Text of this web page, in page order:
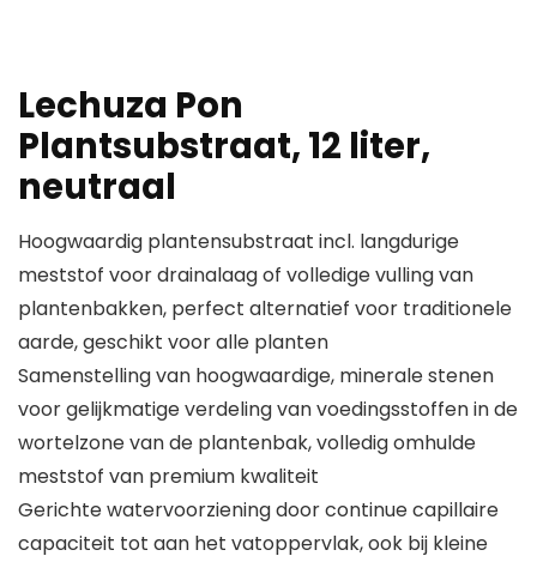
Lechuza Pon
Plantsubstraat, 12 liter,
neutraal
Hoogwaardig plantensubstraat incl. langdurige
meststof voor drainalaag of volledige vulling van
plantenbakken, perfect alternatief voor traditionele
aarde, geschikt voor alle planten
Samenstelling van hoogwaardige, minerale stenen
voor gelijkmatige verdeling van voedingsstoffen in de
wortelzone van de plantenbak, volledig omhulde
meststof van premium kwaliteit
Gerichte watervoorziening door continue capillaire
capaciteit tot aan het vatoppervlak, ook bij kleine